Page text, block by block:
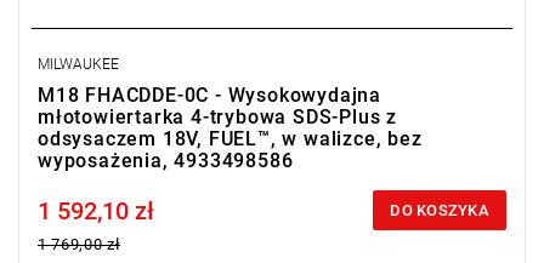
MILWAUKEE
M18 FHACDDE-0C - Wysokowydajna
młotowiertarka 4-trybowa SDS-Plus z
odsysaczem 18V, FUEL™, w walizce, bez
wyposażenia, 4933498586
Price tax included
1 592,10 zł
1 769,00 zł
DO KOSZYKA